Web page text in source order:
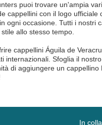
puoi trovare un'ampia
cappellini con il logo
ogni occasione. Tutti i nostri
allo stesso tempo.
cappellini Águila de
internazionali. Sfoglia il
di aggiungere un
In